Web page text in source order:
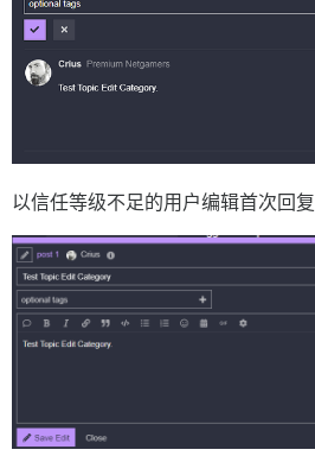
以信任等级不足的用户编辑首次回复